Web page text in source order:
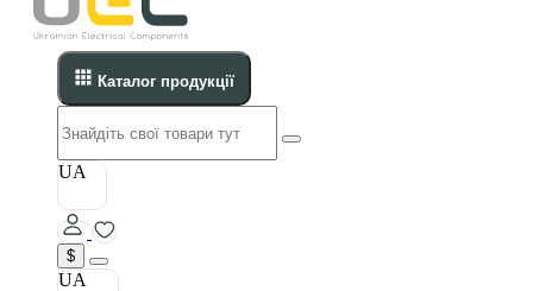
Каталог продукції
UA
$
UA